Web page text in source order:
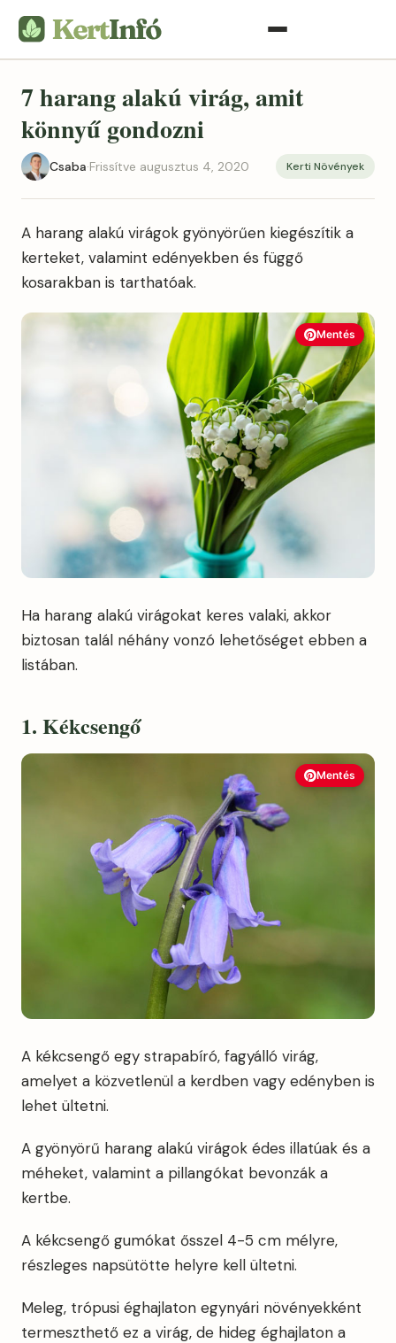
7 harang alakú virág, amit
könnyű gondozni
Csaba·Frissítve augusztus 4, 2020 Kerti Növények
A harang alakú virágok gyönyörűen kiegészítik a
kerteket, valamint edényekben és függő
kosarakban is tarthatóak.
Mentés
Ha harang alakú virágokat keres valaki, akkor
biztosan talál néhány vonzó lehetőséget ebben a
listában.
1. Kékcsengő
Mentés
A kékcsengő egy strapabíró, fagyálló virág,
amelyet a közvetlenül a kerdben vagy edényben is
lehet ültetni.
A gyönyörű harang alakú virágok édes illatúak és a
méheket, valamint a pillangókat bevonzák a
kertbe.
A kékcsengő gumókat ősszel 4-5 cm mélyre,
részleges napsütötte helyre kell ültetni.
Meleg, trópusi éghajlaton egynyári növényekként
termeszthető ez a virág, de hideg éghajlaton a